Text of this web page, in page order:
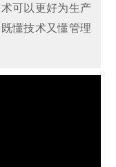
可以更好为生产
懂技术又懂管理